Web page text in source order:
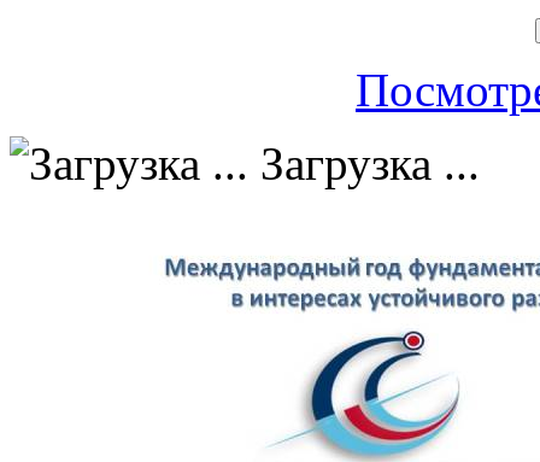
Загрузка ...